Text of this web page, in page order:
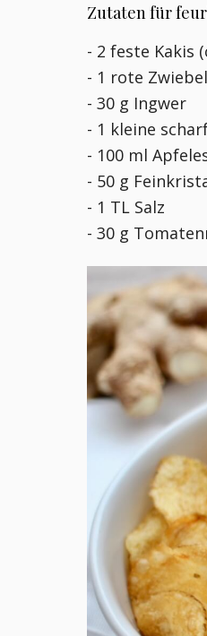
Zutaten für
- 2 feste Kakis
- 1 rote
- 30 g Ingwer
- 1 kleine
- 100 ml
- 50 g
- 1 TL Salz
- 30 g